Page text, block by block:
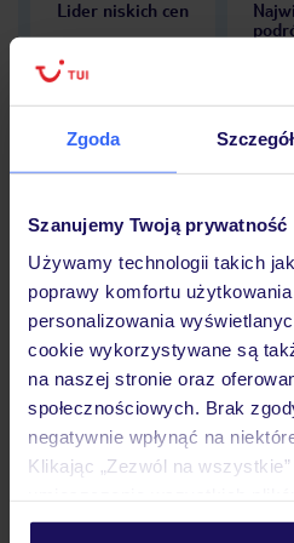
Zgoda
Szanujemy Twoją prywatność
Używamy technologii takich
poprawy komfortu
personalizowania
cookie wykorzystywane są
na naszej stronie oraz
społecznościowych. Brak
negatywnie wpłynąć na
Klikając „Zezwól na
personalizować swój wybór
Lider niskich cen
Opinie
Pokoje
Wyżywienie